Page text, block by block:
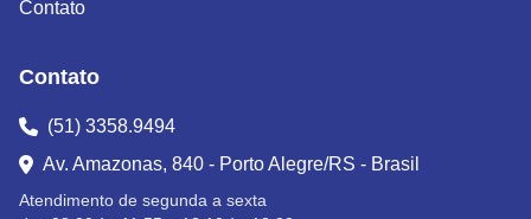
Contato
Contato
(51) 3358.9494
Av. Amazonas, 840 - Porto Alegre/RS - Brasil
Atendimento de segunda a sexta